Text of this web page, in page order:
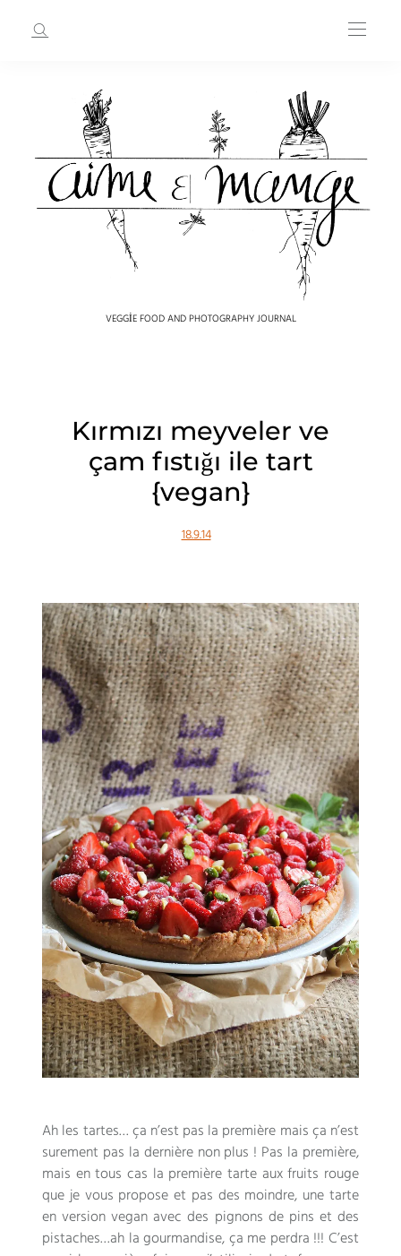
VEGGIE FOOD AND PHOTOGRAPHY JOURNAL
Kırmızı meyveler ve
çam fıstığı ile tart
{vegan}
18.9.14
Ah les tartes…ça n’est pas la première mais ça n’est
surement pas la dernière non plus ! Pas la première,
mais en tous cas la première tarte aux fruits rouge
que je vous propose et pas des moindre, une tarte
en version vegan avec des pignons de pins et des
pistaches…ah la gourmandise,ça me perdra !!! C’est